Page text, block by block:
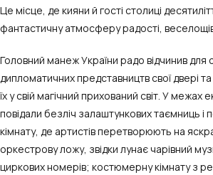
Це місце, де кияни й гості столиці
фантастичну атмосферу радості, веселощів
Головний манеж України радо відчинив для
дипломатичних представництв свої двері
їх у свій магічний прихований світ. У межах
повідали безліч залаштункових таємниць і
кімнату, де артистів перетворюють на
оркестрову ложу, звідки лунає чарівний
циркових номерів; костюмерну кімнату з